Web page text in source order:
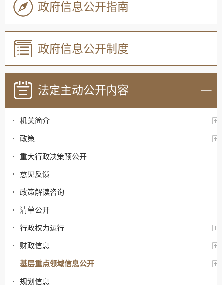
政府信息公开指南
政府信息公开制度
法定主动公开内容
机关简介
政策
重大行政决策预公开
意见反馈
政策解读咨询
清单公开
行政权力运行
财政信息
基层重点领域信息公开
规划信息